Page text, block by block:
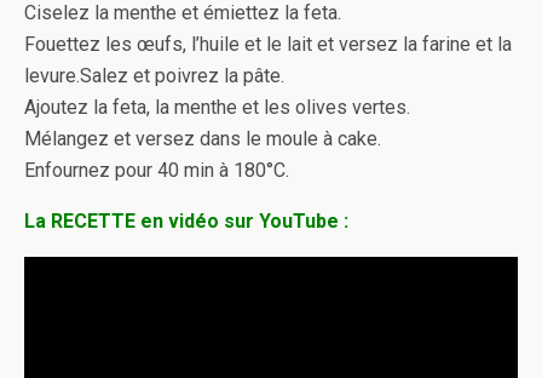
Ciselez la menthe et émiettez la feta.
Fouettez les œufs, l’huile et le lait et versez la farine et la
levure.Salez et poivrez la pâte.
Ajoutez la feta, la menthe et les olives vertes.
Mélangez et versez dans le moule à cake.
Enfournez pour 40 min à 180°C.
La RECETTE en vidéo sur YouTube :